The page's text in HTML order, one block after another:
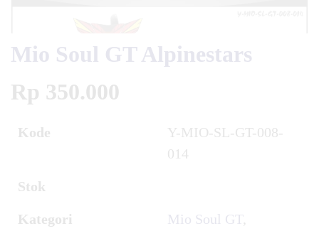
Mio Soul GT Alpinestars
Rp 350.000
Kode
Y-MIO-SL-GT-008-
014
Stok
Kategori Mio Soul GT,